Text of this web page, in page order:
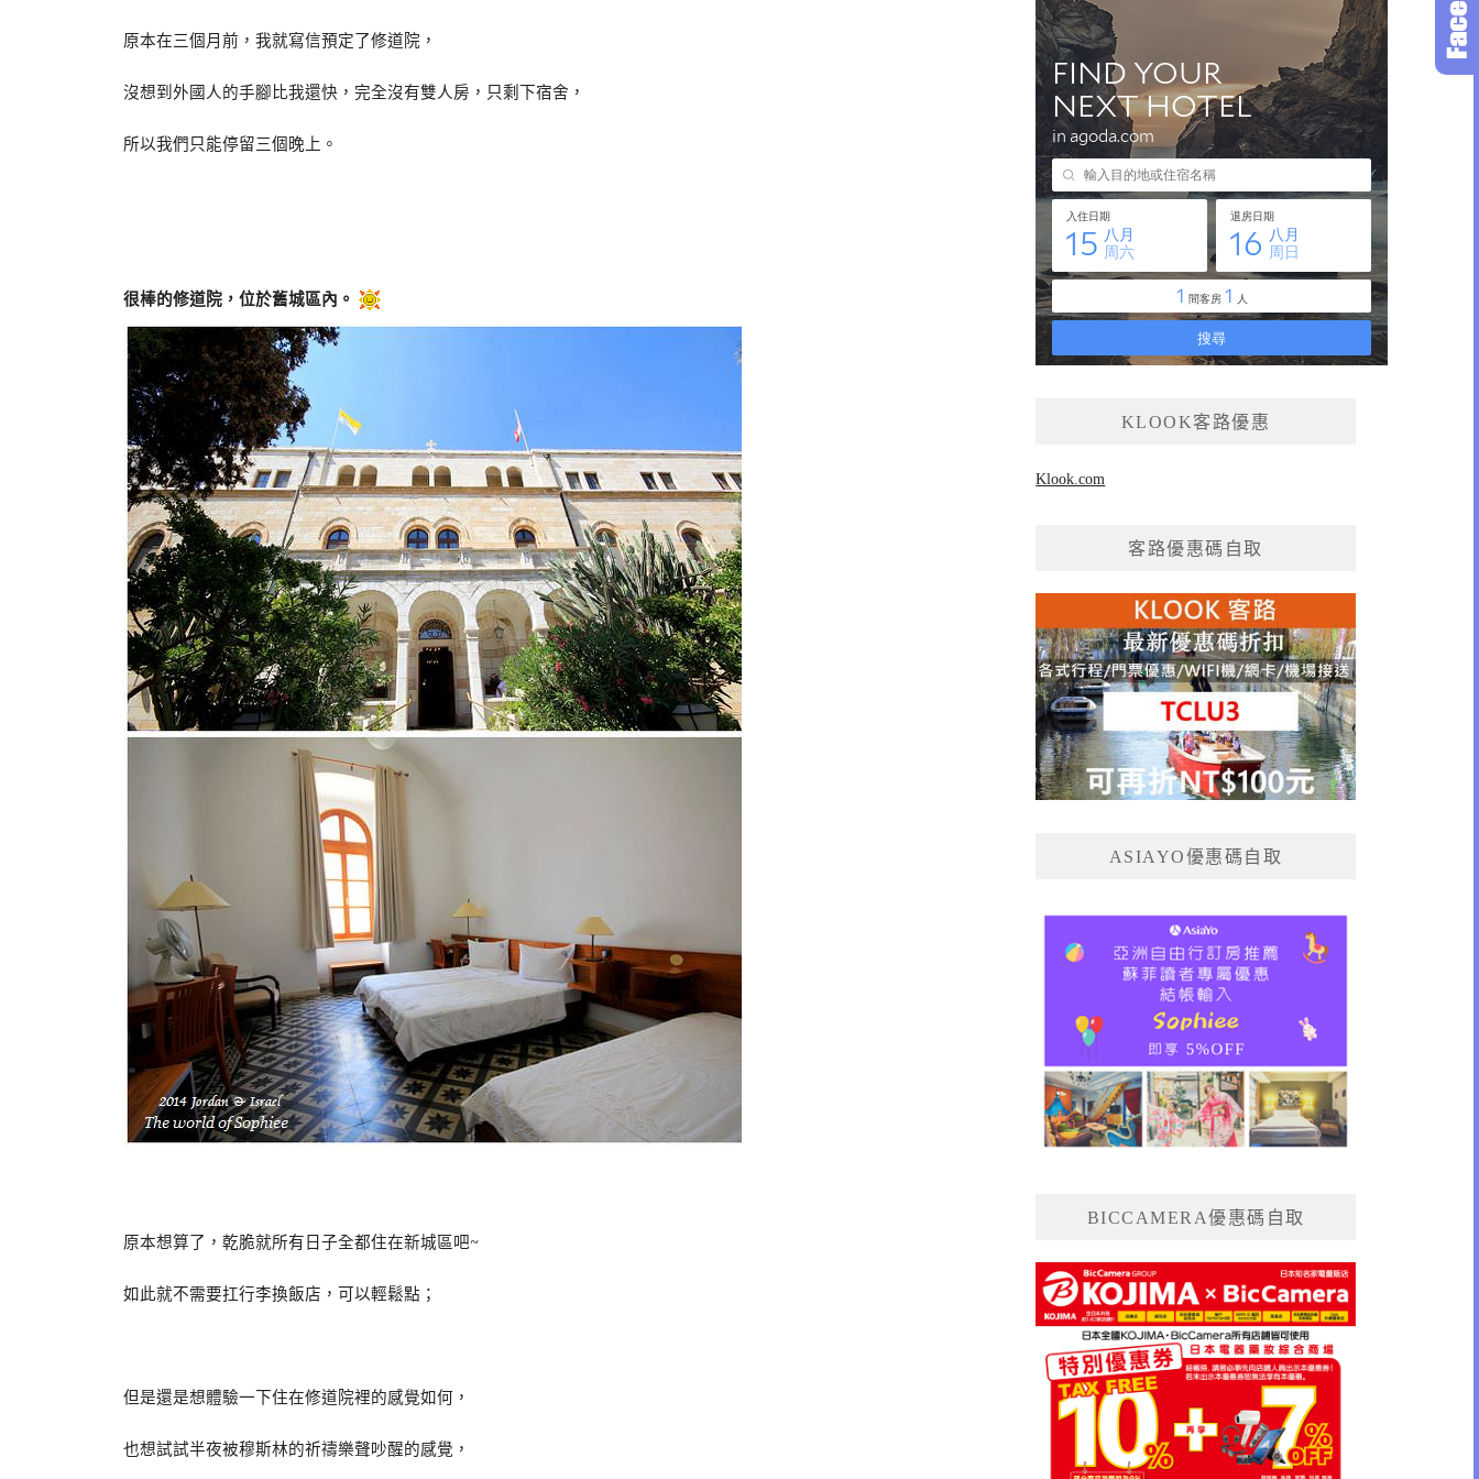
原本在三個月前，我就寫信預定了修道院，
沒想到外國人的手腳比我還快，完全沒有雙人房，只剩下宿舍，
所以我們只能停留三個晚上。
很棒的修道院，位於舊城區內。
原本想算了，乾脆就所有日子全都住在新城區吧~
如此就不需要扛行李換飯店，可以輕鬆點；
但是還是想體驗一下住在修道院裡的感覺如何，
也想試試半夜被穆斯林的祈禱樂聲吵醒的感覺，
KLOOK客路優惠
Klook.com
客路優惠碼自取
ASIAYO優惠碼自取
BICCAMERA優惠碼自取